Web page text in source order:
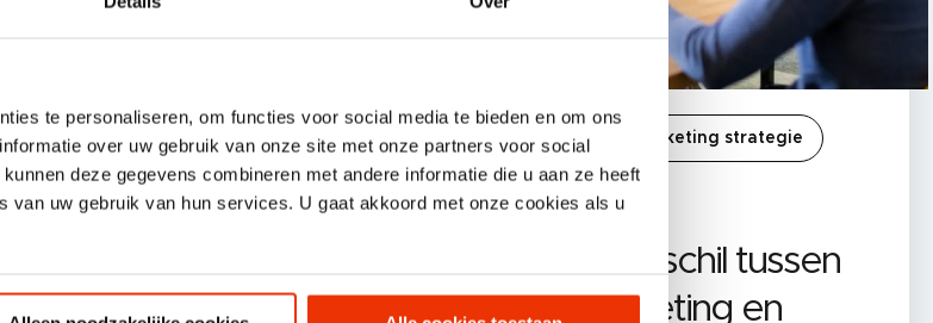
te personaliseren, om functies voor social media te bieden en om ons
over uw gebruik van onze site met onze partners voor social
deze gegevens combineren met andere informatie die u aan ze heeft
van uw gebruik van hun services. U gaat akkoord met onze cookies als u
6 juni 2023
je UTM-
HubSpot Online marketing strategie
7 maart 2023
Wat is het verschil tussen
content marketing en